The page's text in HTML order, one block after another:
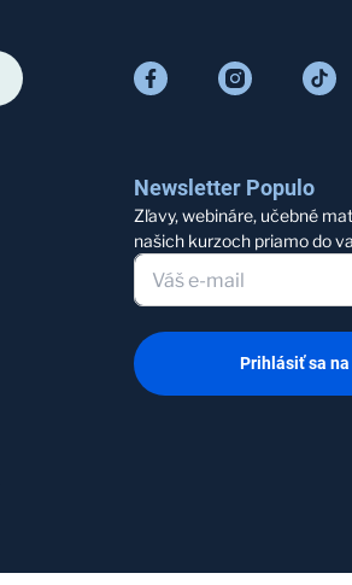
Newsletter Populo
Zľavy, webináre, učebné
našich kurzoch priamo do
Prihlásiť sa